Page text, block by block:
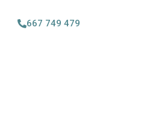
667 749 479